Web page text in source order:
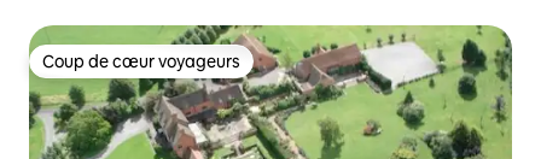
Coup de cœur voyageurs
Coup de cœur voyageurs